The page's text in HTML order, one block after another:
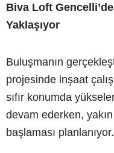
Biva Loft
Yaklaşıyor
Buluşmanın
projesinde inşaat
sıfır konumda
devam ederken,
başlaması planlanıyor.